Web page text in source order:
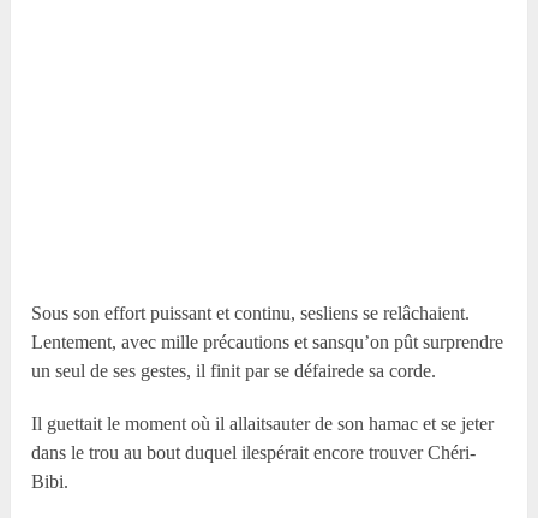
Sous son effort puissant et continu, sesliens se relâchaient.
Lentement, avec mille précautions et sansqu’on pût surprendre
un seul de ses gestes, il finit par se défairede sa corde.
Il guettait le moment où il allaitsauter de son hamac et se jeter
dans le trou au bout duquel ilespérait encore trouver Chéri-
Bibi.